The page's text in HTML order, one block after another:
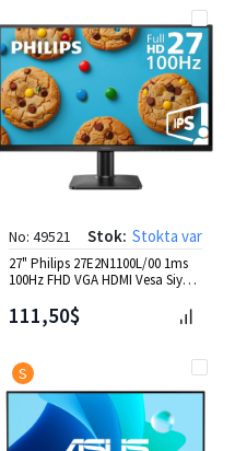
No: 49521 Stok: Stokta var
27" Philips 27E2N1100L/00 1ms
100Hz FHD VGA HDMI Vesa Siyah
111,50$
S